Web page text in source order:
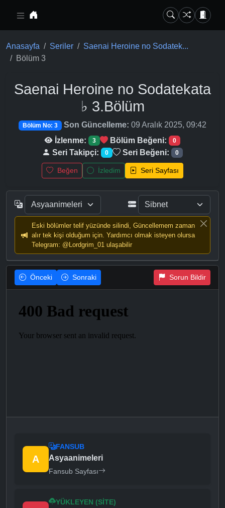
Anasayfa Seriler
Saenai Heroine no Sodatek...
Bölüm 3
Saenai Heroine no Sodatekata
♭ 3.Bölüm
Bölüm No: 3 Son Güncelleme: 09 Aralık 2025, 09:42
İzlenme:
3 Bölüm Beğeni: 0
Seri Takipçi: 0 Seri Beğeni: 0
Beğen İzledim Seri Sayfası
Eski bölümler telif yüzünde silindi, Güncellemem zaman
alır tek kişi olduğum için. Yardımcı olmak isteyen olursa
Telegram: @Lordgrim_01 ulaşabilir
Önceki Sonraki Sorun Bildir
A
FANSUB
Asyaanimeleri
Fansub Sayfası
YÜKLEYEN (SITE)